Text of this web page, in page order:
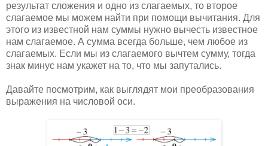
результат сложения и одно из слагаемых, то второе
слагаемое мы можем найти при помощи вычитания. Для
этого из известной нам суммы нужно вычесть известное
нам слагаемое. А сумма всегда больше, чем любое из
слагаемых. Если мы из слагаемого вычтем сумму, тогда
знак минус нам укажет на то, что мы запутались.
Давайте посмотрим, как выглядят мои преобразования
выражения на числовой оси.